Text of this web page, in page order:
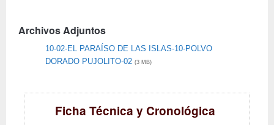
Archivos Adjuntos
10-02-EL PARAÍSO DE LAS ISLAS-10-POLVO
DORADO PUJOLITO-02 (3 MB)
Ficha Técnica y Cronológica